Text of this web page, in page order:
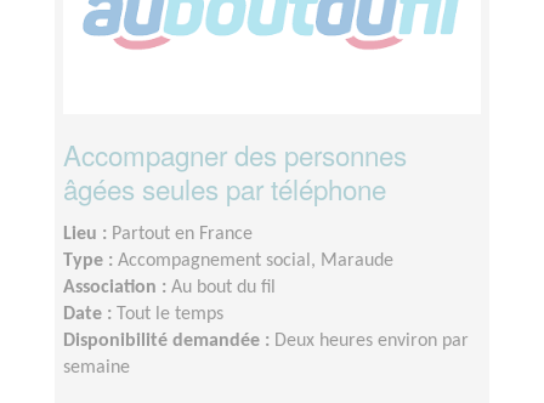
Accompagner des personnes
âgées seules par téléphone
Lieu : Partout en France
Type : Accompagnement social, Maraude
Association : Au bout du fil
Date :
Tout le temps
Disponibilité demandée : Deux heures environ par
semaine